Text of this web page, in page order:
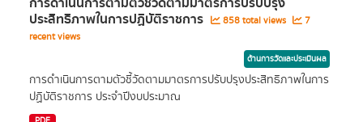
ประสิทธิภาพในการปฏิบัติราชการ 858 total views
7
recent views
ด้านการวัดและประเมินผล
การดําเนินการตามตัวชี้วัดตามมาตรการปรับปรุงประสิทธิภาพในการ
ปฏิบัติราชการ ประจำปีงบประมาณ